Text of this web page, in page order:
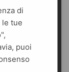
di
tue
puoi